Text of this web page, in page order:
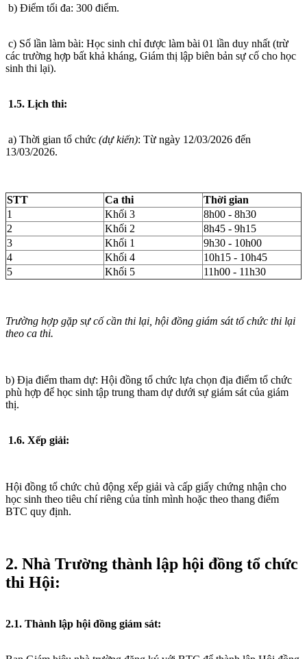
b) Điểm tối đa: 300 điểm.
c) Số lần làm bài: Học sinh chỉ được làm bài 01 lần duy nhất (trừ
các trường hợp bất khả kháng, Giám thị lập biên bản sự cố cho học
sinh thi lại).
1.5. Lịch thi:
a) Thời gian tổ chức (dự kiến): Từ ngày 12/03/2026 đến
13/03/2026.
STT Ca thi
Thời gian
1
Khối 3
8h00 - 8h30
2
Khối 2
8h45 - 9h15
3
Khối 1
9h30 - 10h00
4
Khối 4
10h15 - 10h45
5
Khối 5 11h00 - 11h30
Trường hợp gặp sự cố cần thi lại, hội đồng giám sát tổ chức thi lại
theo ca thi.
b) Địa điểm tham dự: Hội đồng tổ chức lựa chọn địa điểm tổ chức
phù hợp để học sinh tập trung tham dự dưới sự giám sát của giám
thị.
1.6. Xếp giải:
Hội đồng tổ chức chủ động xếp giải và cấp giấy chứng nhận cho
học sinh theo tiêu chí riêng của tỉnh mình hoặc theo thang điểm
BTC quy định.
2. Nhà Trường thành lập hội đồng tổ chức
thi Hội:
2.1. Thành lập hội đồng giám sát: